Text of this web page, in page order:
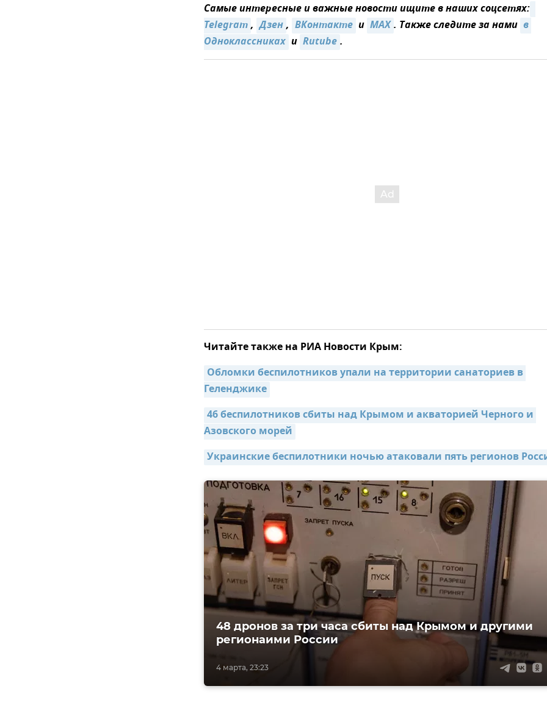
Самые интересные и важные новости ищите в наших соцсетях:
Telegram, Дзен, ВКонтакте и MAX. Также следите за нами в
Одноклассниках и Rutube.
Читайте также на РИА Новости Крым:
Обломки беспилотников упали на территории санаториев в
Геленджике
46 беспилотников сбиты над Крымом и акваторией Черного и
Азовского морей
Украинские беспилотники ночью атаковали пять регионов
4 марта, 23:23
48 дронов за три часа сбиты над Крымом и другими
регионаими России